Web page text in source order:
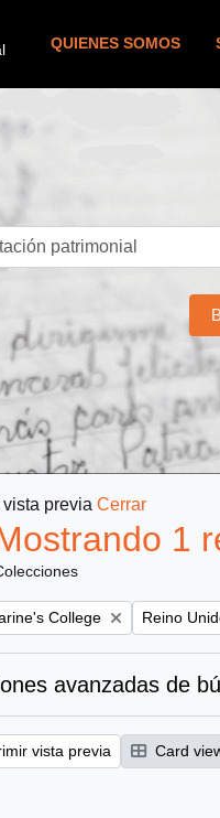
QUIENES SOMOS
vista previa Cerrar
1
filter: College Remove
Reino
avanzadas de
vista previa Card